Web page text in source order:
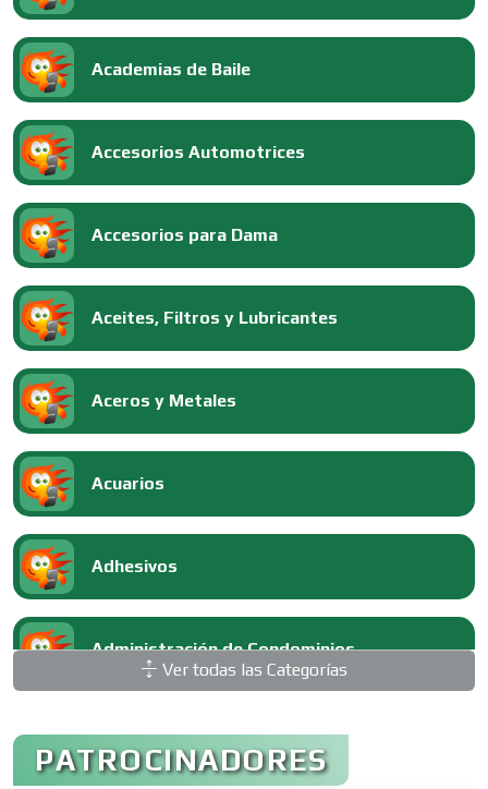
Academias de Baile
Accesorios Automotrices
Accesorios para Dama
Aceites, Filtros y Lubricantes
Aceros y Metales
Acuarios
Adhesivos
Administración de Condominios
Administración de Empresas
Ver todas las Categorías
PATROCINADORES